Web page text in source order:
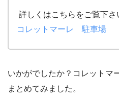
詳しくはこちらをご覧下さ
コレットマーレ 駐車場
いかがでしたか？コレットマ
まとめてみました。